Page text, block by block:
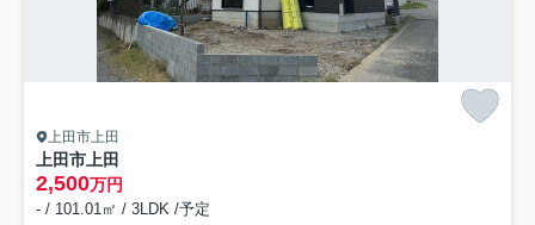
上田市上田
上田市上田
2,500万円
- / 101.01㎡ / 3LDK /予定